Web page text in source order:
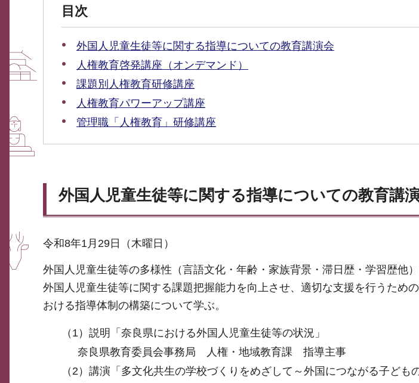
目次
外国人児童生徒等に関する指導についての教育講演会
人権教育啓発講座（オンデマンド）
課題別人権教育研修講座
人権教育パワーアップ講座
管理職「人権教育」研修講座
外国人児童生徒等に関する指導についての教育講
令和8年1月29日（木曜日）
外国人児童生徒等の多様性（言語文化・年齢・家族背景・滞日歴・学習歴他
外国人児童生徒等に関する課題把握能力を向上させ、適切な支援を行うため
おける指導体制の構築について学ぶ。
（1）説明「奈良県における外国人児童生徒等の状況」
奈良県教育委員会事務局 人権・地域教育課 指導主事
（2）講演「多文化共生の学校づくりをめざして～外国につながる子ども